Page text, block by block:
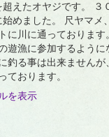
超えたオヤジです。 ３
始めました。 尺ヤマメ
に川に通っております
遊漁に参加するように
釣る事は出来ませんが
ております。
を表示